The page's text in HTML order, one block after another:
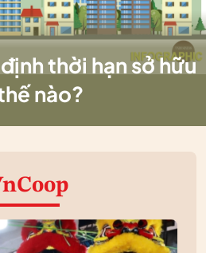
thời hạn sở hữu
nào?